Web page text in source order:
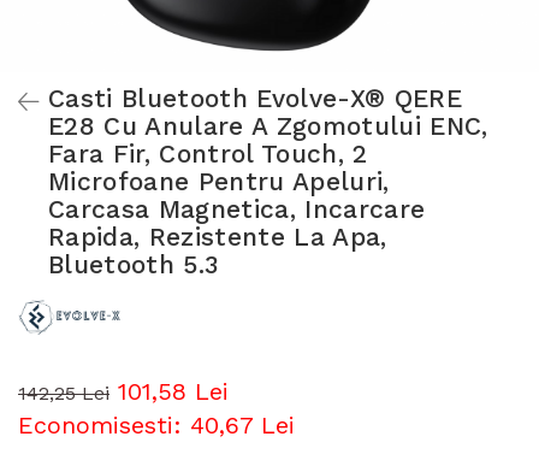
Casti Bluetooth Evolve-X® QERE
E28 Cu Anulare A Zgomotului ENC,
Fara Fir, Control Touch, 2
Microfoane Pentru Apeluri,
Carcasa Magnetica, Incarcare
Rapida, Rezistente La Apa,
Bluetooth 5.3
142,25 Lei 101,58 Lei
Economisesti: 40,67 Lei